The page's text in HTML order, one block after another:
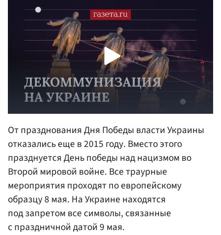
От празднования Дня Победы власти Украины
отказались еще в 2015 году. Вместо этого
празднуется День победы над нацизмом во
Второй мировой войне. Все траурные
мероприятия проходят по европейскому
образцу 8 мая. На Украине находятся
под запретом все символы, связанные
с праздничной датой 9 мая.